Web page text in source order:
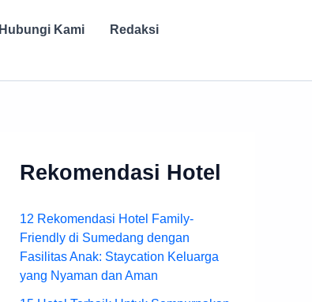
Hubungi Kami
Redaksi
Rekomendasi Hotel
12 Rekomendasi Hotel Family-
Friendly di Sumedang dengan
Fasilitas Anak: Staycation Keluarga
yang Nyaman dan Aman